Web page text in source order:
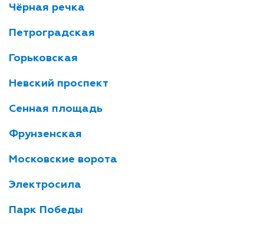
Чёрная речка
Петроградская
Горьковская
Невский проспект
Сенная площадь
Фрунзенская
Московские ворота
Электросила
Парк Победы